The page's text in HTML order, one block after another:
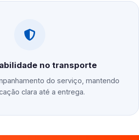
no transporte
do serviço, mantendo
clara até a entrega.